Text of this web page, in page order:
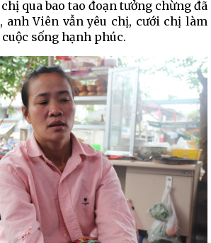
qua bao tao đoạn tưởng chừng đã
anh Viên vẫn yêu chị, cưới chị làm
sống hạnh phúc.